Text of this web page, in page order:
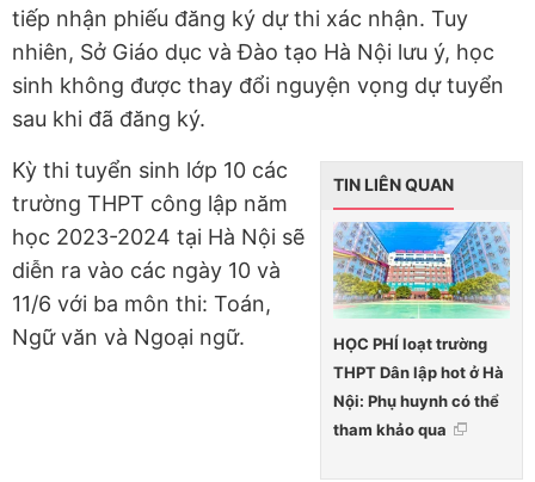
tiếp nhận phiếu đăng ký dự thi xác nhận. Tuy
nhiên, Sở Giáo dục và Đào tạo Hà Nội lưu ý, học
sinh không được thay đổi nguyện vọng dự tuyển
sau khi đã đăng ký.
TIN LIÊN QUAN
HỌC PHÍ loạt trường
THPT Dân lập hot ở Hà
Nội: Phụ huynh có thể
tham khảo qua
Kỳ thi tuyển sinh lớp 10 các
trường THPT công lập năm
học 2023-2024 tại Hà Nội sẽ
diễn ra vào các ngày 10 và
11/6 với ba môn thi: Toán,
Ngữ văn và Ngoại ngữ.